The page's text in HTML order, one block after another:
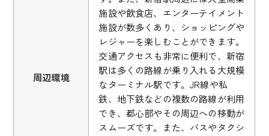
周辺環境
施設や飲食店、エンターテイメント
施設が数多くあり、ショッピングや
レジャーを楽しむことができます。
交通アクセスも非常に便利で、新宿
駅は多くの路線が乗り入れる大規模
なターミナル駅です。JR線や私
鉄、地下鉄などの複数の路線が利用
でき、都心部やその周辺への移動が
スムーズです。また、バスやタクシ